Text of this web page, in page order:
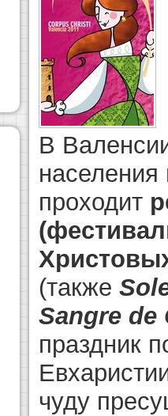
В
населения
проходит
(также
Sangre de
праздник
чуду